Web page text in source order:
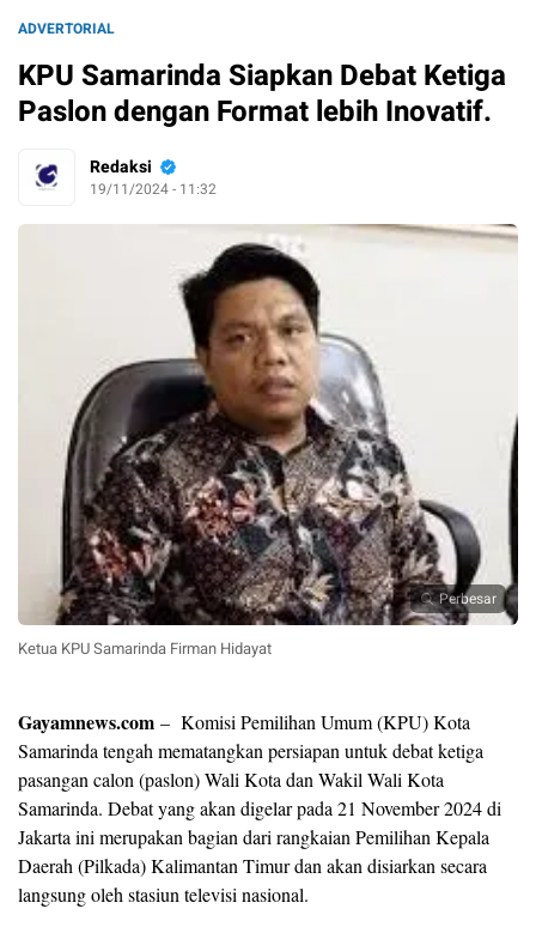
ADVERTORIAL
KPU Samarinda Siapkan Debat Ketiga
Paslon dengan Format lebih Inovatif.
Redaksi
19/11/2024 - 11:32
Perbesar
Ketua KPU Samarinda Firman Hidayat
Gayamnews.com – Komisi Pemilihan Umum (KPU) Kota
Samarinda tengah mematangkan persiapan untuk debat ketiga
pasangan calon (paslon) Wali Kota dan Wakil Wali Kota
Samarinda. Debat yang akan digelar pada 21 November 2024 di
Jakarta ini merupakan bagian dari rangkaian Pemilihan Kepala
Daerah (Pilkada) Kalimantan Timur dan akan disiarkan secara
langsung oleh stasiun televisi nasional.